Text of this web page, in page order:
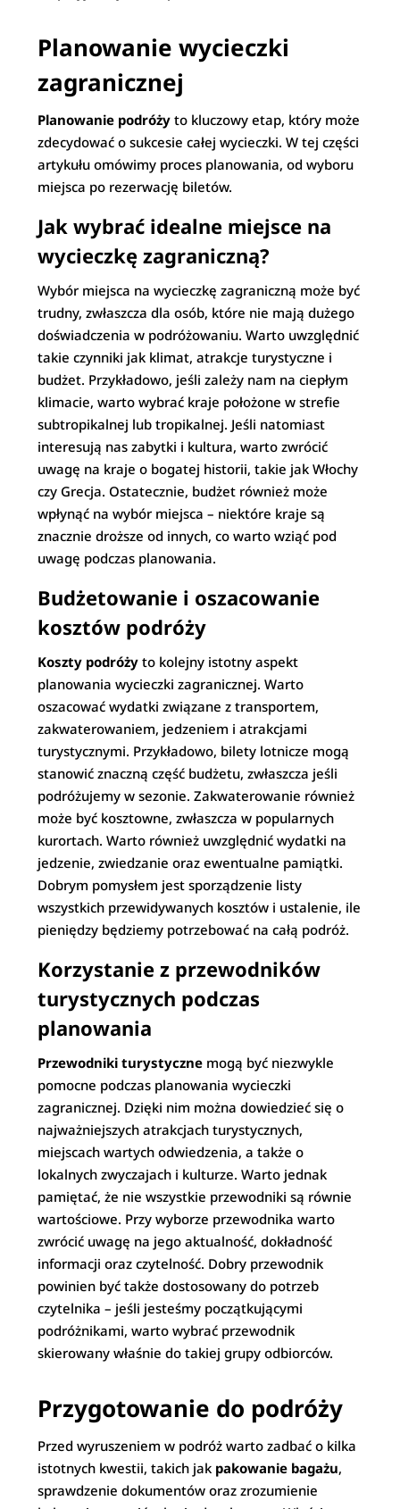
Planowanie wycieczki
zagranicznej
Planowanie podróży to kluczowy etap, który może
zdecydować o sukcesie całej wycieczki. W tej części
artykułu omówimy proces planowania, od wyboru
miejsca po rezerwację biletów.
Jak wybrać idealne miejsce na
wycieczkę zagraniczną?
Wybór miejsca na wycieczkę zagraniczną może być
trudny, zwłaszcza dla osób, które nie mają dużego
doświadczenia w podróżowaniu. Warto uwzględnić
takie czynniki jak klimat, atrakcje turystyczne i
budżet. Przykładowo, jeśli zależy nam na ciepłym
klimacie, warto wybrać kraje położone w strefie
subtropikalnej lub tropikalnej. Jeśli natomiast
interesują nas zabytki i kultura, warto zwrócić
uwagę na kraje o bogatej historii, takie jak Włochy
czy Grecja. Ostatecznie, budżet również może
wpłynąć na wybór miejsca – niektóre kraje są
znacznie droższe od innych, co warto wziąć pod
uwagę podczas planowania.
Budżetowanie i oszacowanie
kosztów podróży
Koszty podróży to kolejny istotny aspekt
planowania wycieczki zagranicznej. Warto
oszacować wydatki związane z transportem,
zakwaterowaniem, jedzeniem i atrakcjami
turystycznymi. Przykładowo, bilety lotnicze mogą
stanowić znaczną część budżetu, zwłaszcza jeśli
podróżujemy w sezonie. Zakwaterowanie również
może być kosztowne, zwłaszcza w popularnych
kurortach. Warto również uwzględnić wydatki na
jedzenie, zwiedzanie oraz ewentualne pamiątki.
Dobrym pomysłem jest sporządzenie listy
wszystkich przewidywanych kosztów i ustalenie, ile
pieniędzy będziemy potrzebować na całą podróż.
Korzystanie z przewodników
turystycznych podczas
planowania
Przewodniki turystyczne mogą być niezwykle
pomocne podczas planowania wycieczki
zagranicznej. Dzięki nim można dowiedzieć się o
najważniejszych atrakcjach turystycznych,
miejscach wartych odwiedzenia, a także o
lokalnych zwyczajach i kulturze. Warto jednak
pamiętać, że nie wszystkie przewodniki są równie
wartościowe. Przy wyborze przewodnika warto
zwrócić uwagę na jego aktualność, dokładność
informacji oraz czytelność. Dobry przewodnik
powinien być także dostosowany do potrzeb
czytelnika – jeśli jesteśmy początkującymi
podróżnikami, warto wybrać przewodnik
skierowany właśnie do takiej grupy odbiorców.
Przygotowanie do podróży
Przed wyruszeniem w podróż warto zadbać o kilka
istotnych kwestii, takich jak pakowanie bagażu,
sprawdzenie dokumentów oraz zrozumienie